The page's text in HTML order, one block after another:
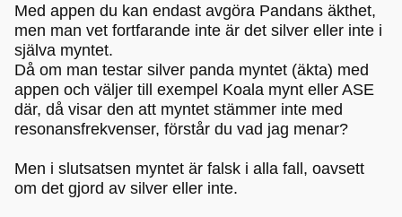
Med appen du kan endast avgöra Pandans äkthet,
men man vet fortfarande inte är det silver eller inte i
själva myntet.
Då om man testar silver panda myntet (äkta) med
appen och väljer till exempel Koala mynt eller ASE
där, då visar den att myntet stämmer inte med
resonansfrekvenser, förstår du vad jag menar?
Men i slutsatsen myntet är falsk i alla fall, oavsett
om det gjord av silver eller inte.